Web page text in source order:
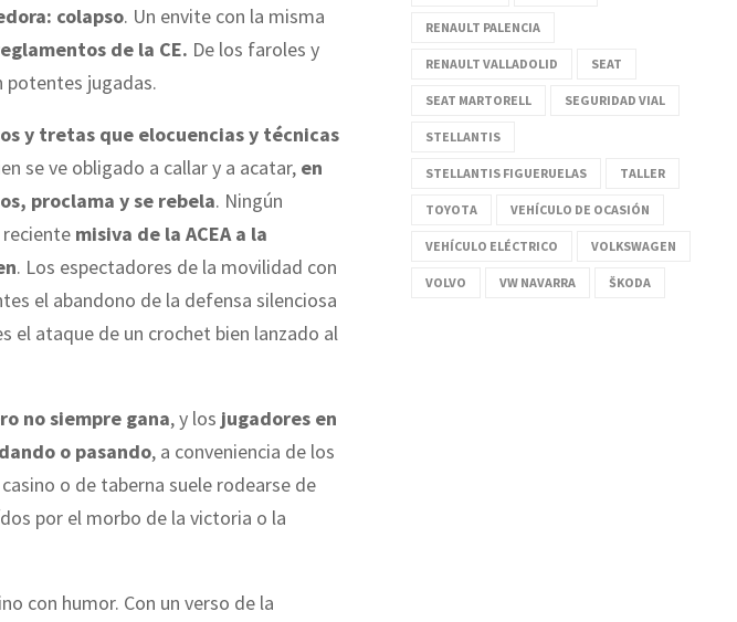
colapso. Un envite con la misma
de la CE. De los faroles y
potentes jugadas.
y tretas que elocuencias y técnicas
se ve obligado a callar y a acatar, en
proclama y se rebela. Ningún
misiva de la ACEA a la
. Los espectadores de la movilidad con
el abandono de la defensa silenciosa
el ataque de un crochet bien lanzado al
no siempre gana, y los jugadores en
o pasando, a conveniencia de los
o de taberna suele rodearse de
por el morbo de la victoria o la
con humor. Con un verso de la
RENAULT PALENCIA
RENAULT VALLADOLID SEAT
SEAT MARTORELL SEGURIDAD VIAL
STELLANTIS
STELLANTIS FIGUERUELAS TALLER
TOYOTA VEHÍCULO DE OCASIÓN
VEHÍCULO ELÉCTRICO VOLKSWAGEN
VOLVO VW NAVARRA ŠKODA